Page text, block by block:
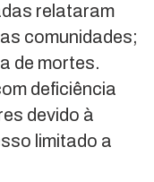
relataram
comunidades;
de mortes.
deficiência
devido à
limitado a